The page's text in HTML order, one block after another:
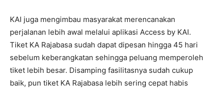
KAI juga mengimbau masyarakat merencanakan
perjalanan lebih awal melalui aplikasi Access by KAI.
Tiket KA Rajabasa sudah dapat dipesan hingga 45 hari
sebelum keberangkatan sehingga peluang memperoleh
tiket lebih besar. Disamping fasilitasnya sudah cukup
baik, pun tiket KA Rajabasa lebih sering cepat habis